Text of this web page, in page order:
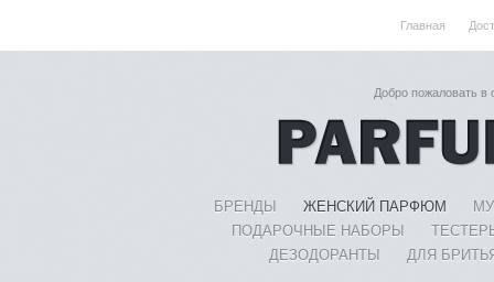
Главная
Добро пожаловать
БРЕНДЫ ЖЕНСКИЙ ПАРФЮМ
ПОДАРОЧНЫЕ НАБОРЫ
ДЕЗОДОРАНТЫ
ДЛЯ